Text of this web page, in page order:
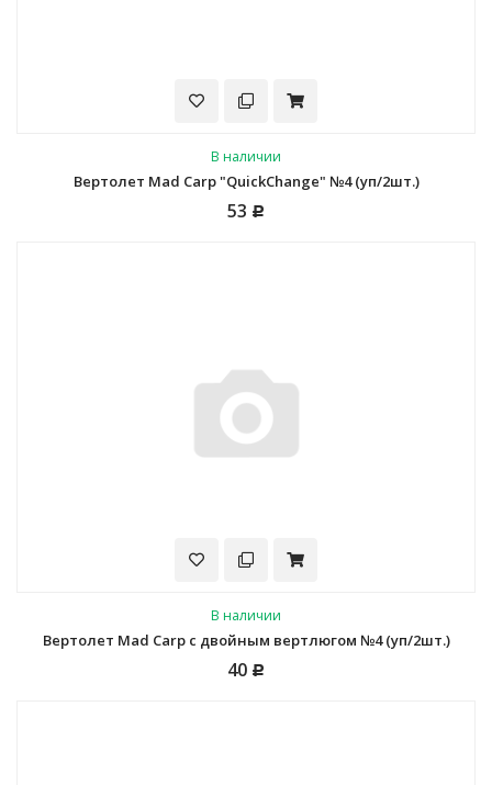
В наличии
Вертолет Mad Carp "QuickChange" №4 (уп/2шт.)
53 Р
В наличии
Вертолет Mad Carp с двойным вертлюгом №4 (уп/2шт.)
40 Р